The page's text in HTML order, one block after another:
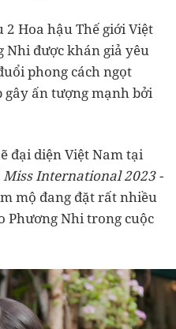
Hoa hậu Thế giới Việt
Nhi được khán giả yêu
phong cách ngọt
gây ấn tượng mạnh bởi
đại diện Việt Nam tại
Miss International 2023 -
mộ đang đặt rất nhiều
Phương Nhi trong cuộc